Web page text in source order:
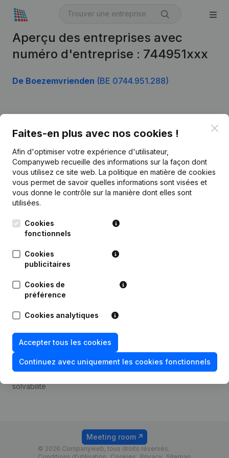
Aperçu des entreprises avec
numéro d'entreprise : 744951xxx
De Boezemvrienden (BE 0744.951.288)
Faites-en plus avec nos cookies !
Afin d'optimiser votre expérience d'utilisateur,
Companyweb recueille des informations sur la façon dont
vous utilisez ce site web. La politique en matière de cookies
vous permet de savoir quelles informations sont visées et
vous donne le contrôle sur la manière dont elles sont
utilisées.
Cookies
fonctionnels
Cookies
publicitaires
Cookies de
préférence
Cookies analytiques
Accepter tous les cookies
Continuez avec uniquement les cookies fonctionnels
Français
Kantorenpark Everest
Leuvensesteenweg
1800 Vilvoorde
Informations d’entreprise
Monitoring
Recherche internationale
Prospection
Compliance et prévention
de la fraude
Consulter des comptes
Recherche de numéro de
TVA
solvabilité
Tarifs
© 2026 Companyweb, tous droits réservés.
Meeting room